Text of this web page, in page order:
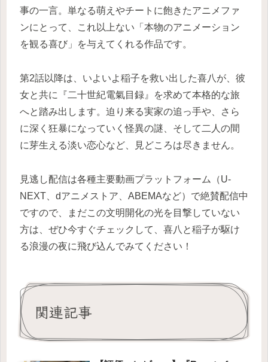
事の一言。単なる萌えやチートに飽きたアニメファ
ンにとって、これ以上ない「本物のアニメーション
を観る喜び」を与えてくれる作品です。
第2話以降は、いよいよ稲子を救い出した喜八が、彼
女と共に『二十世紀電氣目録』を求めて本格的な旅
へと踏み出します。迫り来る実家の追っ手や、さら
に深く狂暴になっていく怪異の謎、そして二人の間
に芽生える淡い恋心など、見どころは尽きません。
見逃し配信は各種主要動画プラットフォーム（U-
NEXT、dアニメストア、ABEMAなど）で絶賛配信中
ですので、まだこの文明開化の光を目撃していない
方は、ぜひ今すぐチェックして、喜八と稲子が駆け
る浪漫の夜に飛び込んでみてください！
関連記事